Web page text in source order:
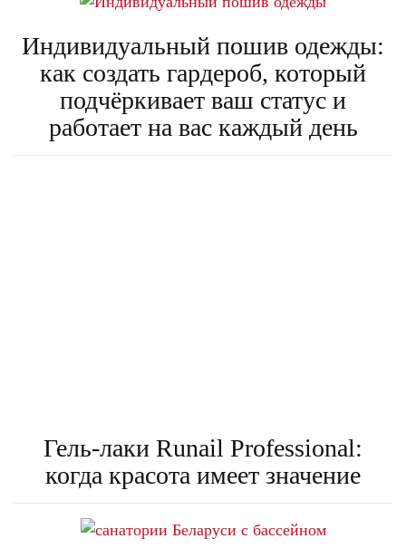
Индивидуальный пошив одежды:
как создать гардероб, который
подчёркивает ваш статус и
работает на вас каждый день
Гель-лаки Runail Professional:
когда красота имеет значение